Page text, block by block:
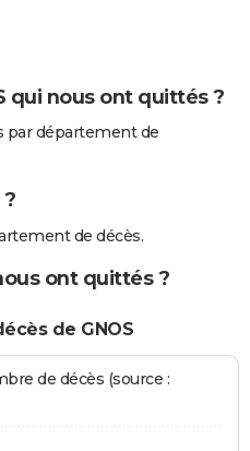
qui nous ont quittés ?
par département de
de décès.
ont quittés ?
de GNOS
de décès (source :